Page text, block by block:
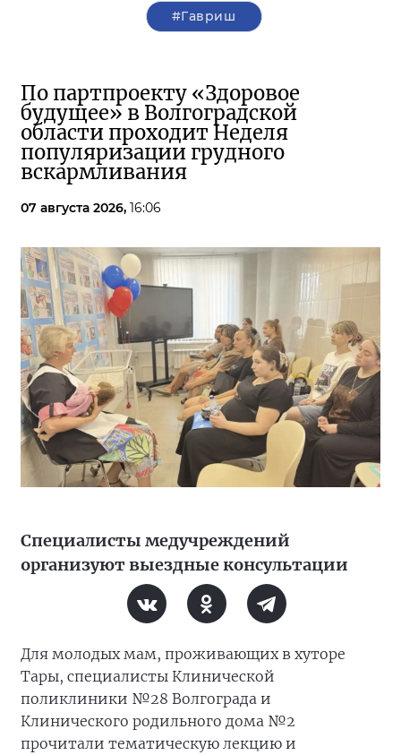
#Гавриш
По партпроекту «Здоровое
будущее» в Волгоградской
области проходит Неделя
популяризации грудного
вскармливания
07 августа 2026, 16:06
Специалисты медучреждений
организуют выездные консультации
Для молодых мам, проживающих в хуторе
Тары, специалисты Клинической
поликлиники №28 Волгограда и
Клинического родильного дома №2
прочитали тематическую лекцию и